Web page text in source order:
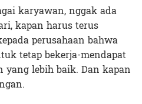
karyawan, nggak ada
kapan harus terus
perusahaan bahwa
tetap bekerja-mendapat
yang lebih baik. Dan kapan